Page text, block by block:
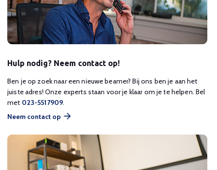
Hulp nodig? Neem contact op!
Ben je op zoek naar een nieuwe beamer? Bij ons ben je aan het
juiste adres! Onze experts staan voor je klaar om je te helpen. Bel
met 023-5517909.
Neem contact op